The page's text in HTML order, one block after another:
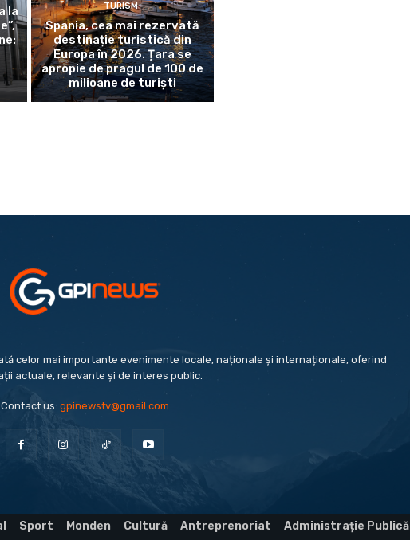
la
TURISM
Spania, cea mai rezervată
destinație turistică din
Europa în 2026. Țara se
apropie de pragul de 100 de
milioane de turiști
celor mai importante evenimente locale, naționale și internaționale, oferind
actuale, relevante și de interes public.
Contact us: gpinewstv@gmail.com
Sport Monden Cultură Antreprenoriat Administrație Publică